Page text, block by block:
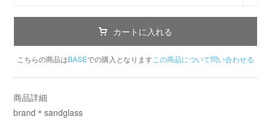
カートに入れる
こちらの商品はBASEでの購入となります この商品について問い合わせる
商品詳細
brand＊sandglass